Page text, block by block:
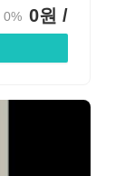
0% 0원 /